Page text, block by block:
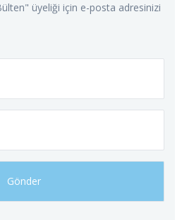
üyeliği için e-posta adresinizi